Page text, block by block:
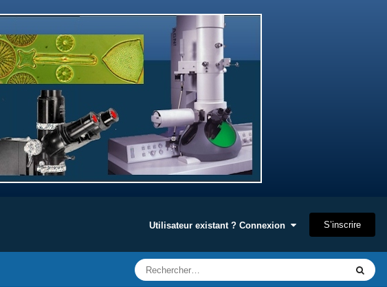
Utilisateur existant ? Connexion S’inscrire